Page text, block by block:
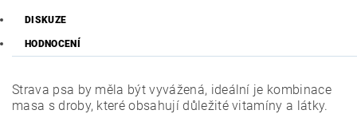
DISKUZE
HODNOCENÍ
Strava psa by měla být vyvážená, ideální je kombinace
masa s droby, které obsahují důležité vitamíny a látky.